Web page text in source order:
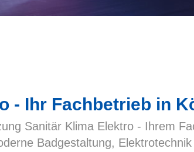
- Ihr Fachbetrieb in
Sanitär Klima Elektro - Ihrem
Badgestaltung, Elektrotechnik